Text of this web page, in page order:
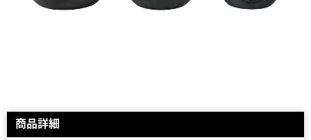
商品詳細